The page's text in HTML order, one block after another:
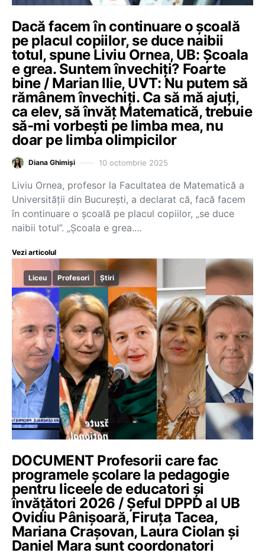
Dacă facem în continuare o școală
pe placul copiilor, se duce naibii
totul, spune Liviu Ornea, UB: Școala
e grea. Suntem învechiți? Foarte
bine / Marian Ilie, UVT: Nu putem să
rămânem învechiți. Ca să mă ajuți,
ca elev, să învăț Matematică, trebuie
să-mi vorbești pe limba mea, nu
doar pe limba olimpicilor
Diana Ghimiși 10 octombrie 2025
Liviu Ornea, profesor la Facultatea de Matematică a
Universității din București, a declarat că, facă facem
în continuare o școală pe placul copiilor, „se duce
naibii totul”. „Școala e grea.…
Vezi articolul
Liceu Profesori Știri
DOCUMENT Profesorii care fac
programele școlare la pedagogie
pentru liceele de educatori și
învățători 2026 / Șeful DPPD al UB
Ovidiu Pânișoară, Firuța Tacea,
Mariana Crașovan, Laura Ciolan și
Daniel Mara sunt coordonatori